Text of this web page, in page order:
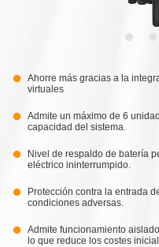
Ahorre más gracias a la
virtuales
Admite un máximo de 6
capacidad del sistema.
Nivel de respaldo de batería
eléctrico ininterrumpido.
Protección contra la entrada
condiciones adversas.
Admite funcionamiento
lo que reduce los costes